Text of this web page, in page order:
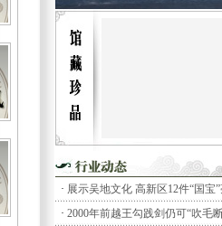
· 展示吴地文化 高新区12件“国宝
· 2000年前越王勾践剑仍可“吹毛